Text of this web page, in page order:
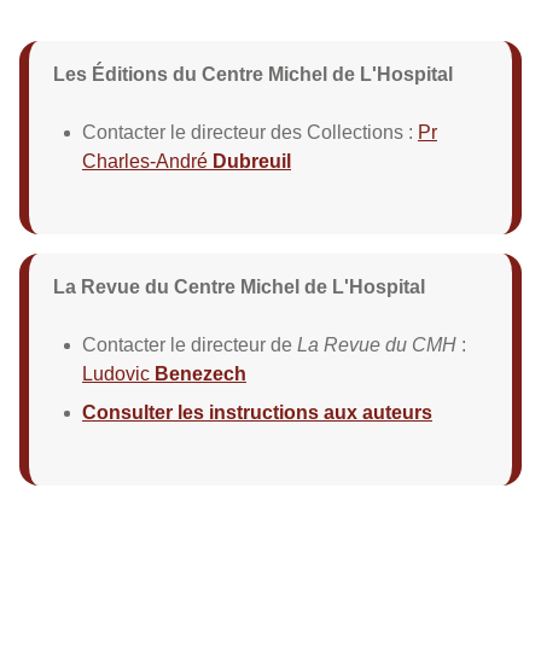
Les Éditions du Centre Michel de L'Hospital
Contacter le directeur des Collections : Pr
Charles-André Dubreuil
La Revue du Centre Michel de L'Hospital
Contacter le directeur de La Revue du CMH :
Ludovic Benezech
Consulter les instructions aux auteurs